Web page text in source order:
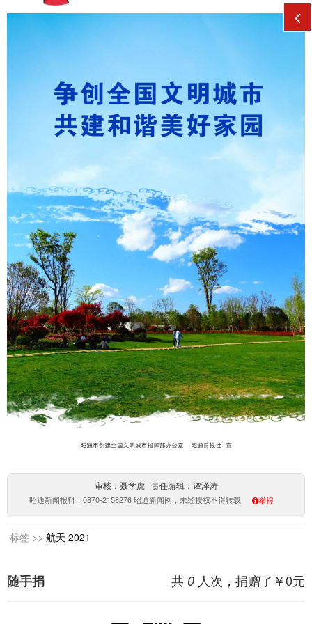
审核：聂学虎 责任编辑：谭泽涛
昭通新闻报料：0870-2158276 昭通新闻网，未经授权不得转载 举报
标签 >> 航天 2021
共 0 人次，捐赠了￥0元
随手捐